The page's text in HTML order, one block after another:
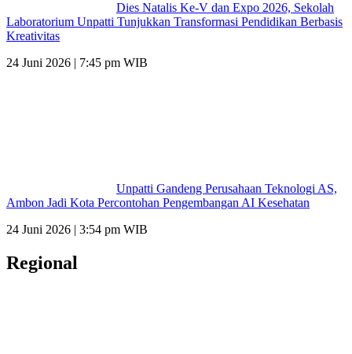
Dies Natalis Ke-V dan Expo 2026, Sekolah
Laboratorium Unpatti Tunjukkan Transformasi Pendidikan Berbasis
Kreativitas
24 Juni 2026 | 7:45 pm WIB
Unpatti Gandeng Perusahaan Teknologi AS,
Ambon Jadi Kota Percontohan Pengembangan AI Kesehatan
24 Juni 2026 | 3:54 pm WIB
Regional